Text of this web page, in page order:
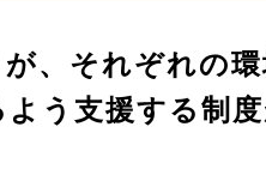
、それぞれの
う支援する制度